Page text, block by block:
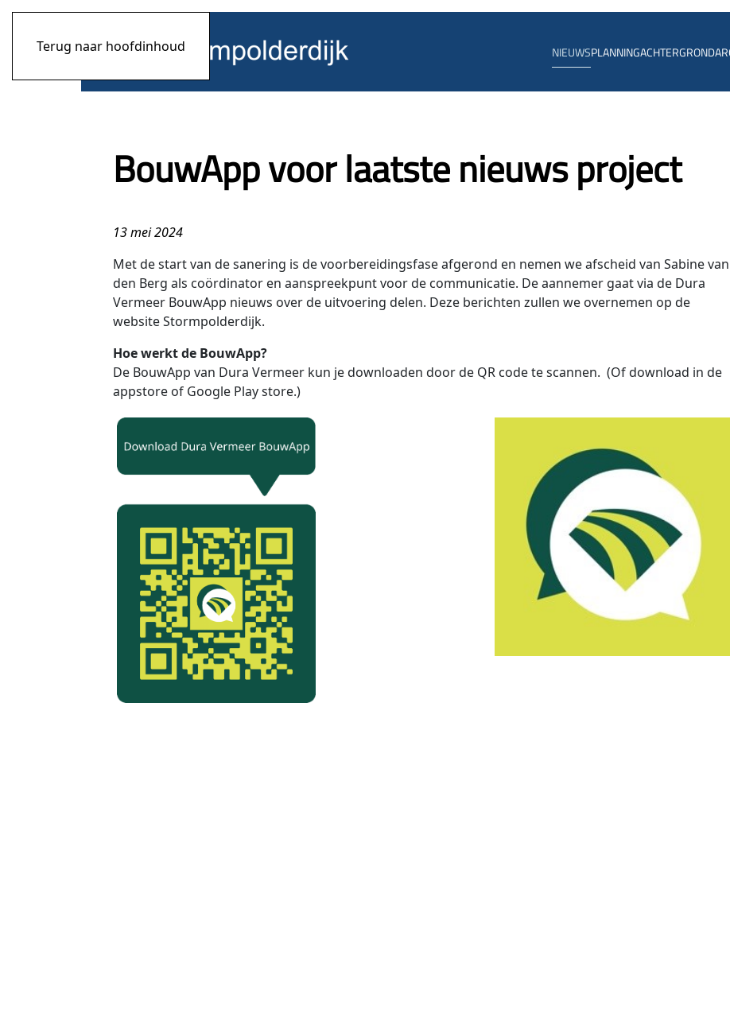
Terug naar hoofdinhoud NIEUWSPLANNINGACHTERGROND
BouwApp voor laatste nieuws project
13 mei 2024
Met de start van de sanering is de voorbereidingsfase afgerond en nemen we afscheid van Sabine van
den Berg als coördinator en aanspreekpunt voor de communicatie. De aannemer gaat via de Dura
Vermeer BouwApp nieuws over de uitvoering delen. Deze berichten zullen we overnemen op de
website Stormpolderdijk.
Hoe werkt de BouwApp?
De BouwApp van Dura Vermeer kun je downloaden door de QR code te scannen. (Of download in de
appstore of Google Play store.)